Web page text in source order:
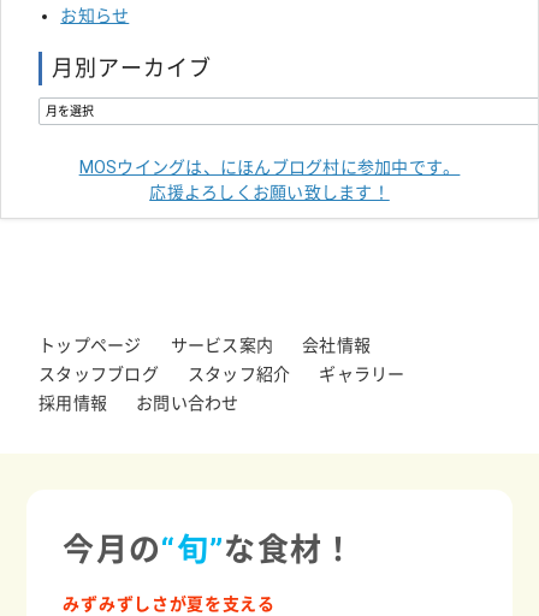
お知らせ
月別アーカイブ
MOSウイングは、にほんブログ村に参加中です。
応援よろしくお願い致します！
トップページ サービス案内
会社情報
スタッフブログ
スタッフ紹介
ギャラリー
採用情報
お問い合わせ
今月の“旬”な食材！
みずみずしさが夏を支える